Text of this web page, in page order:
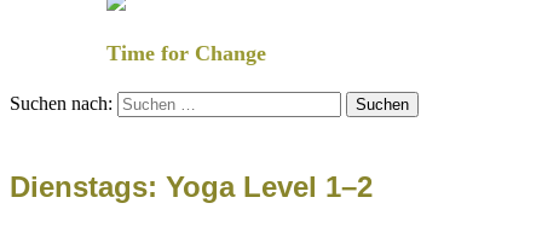
Time for Change
Suchen nach:
Dienstags: Yoga Level 1–2